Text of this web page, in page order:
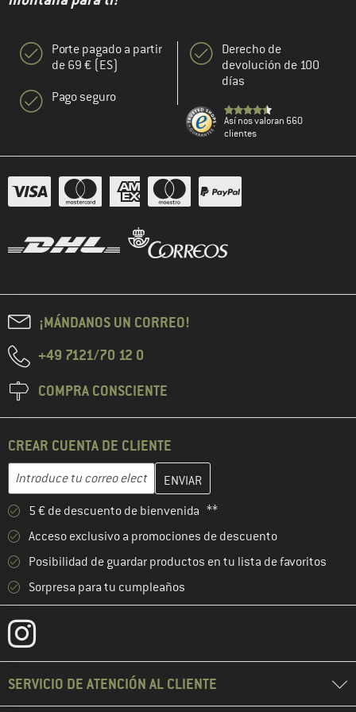
Porte pagado a partir
de 69 € (ES)
Pago seguro
Derecho de
devolución de 100
días
Así nos valoran 660
clientes
¡MÁNDANOS UN CORREO!
+49 7121/70 12 0
COMPRA CONSCIENTE
CREAR CUENTA DE CLIENTE
Dirección de correo electrónico
Introduce aquí tu dirección de correo electrónico y crea tu
5 € de descuento de bienvenida **
Acceso exclusivo a promociones de descuento
Posibilidad de guardar productos en tu lista de favoritos
Sorpresa para tu cumpleaños
SERVICIO DE ATENCIÓN AL CLIENTE